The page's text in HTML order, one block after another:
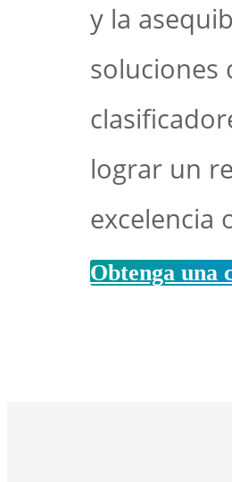
y la
soluciones
lograr un
excelencia
Obtenga una